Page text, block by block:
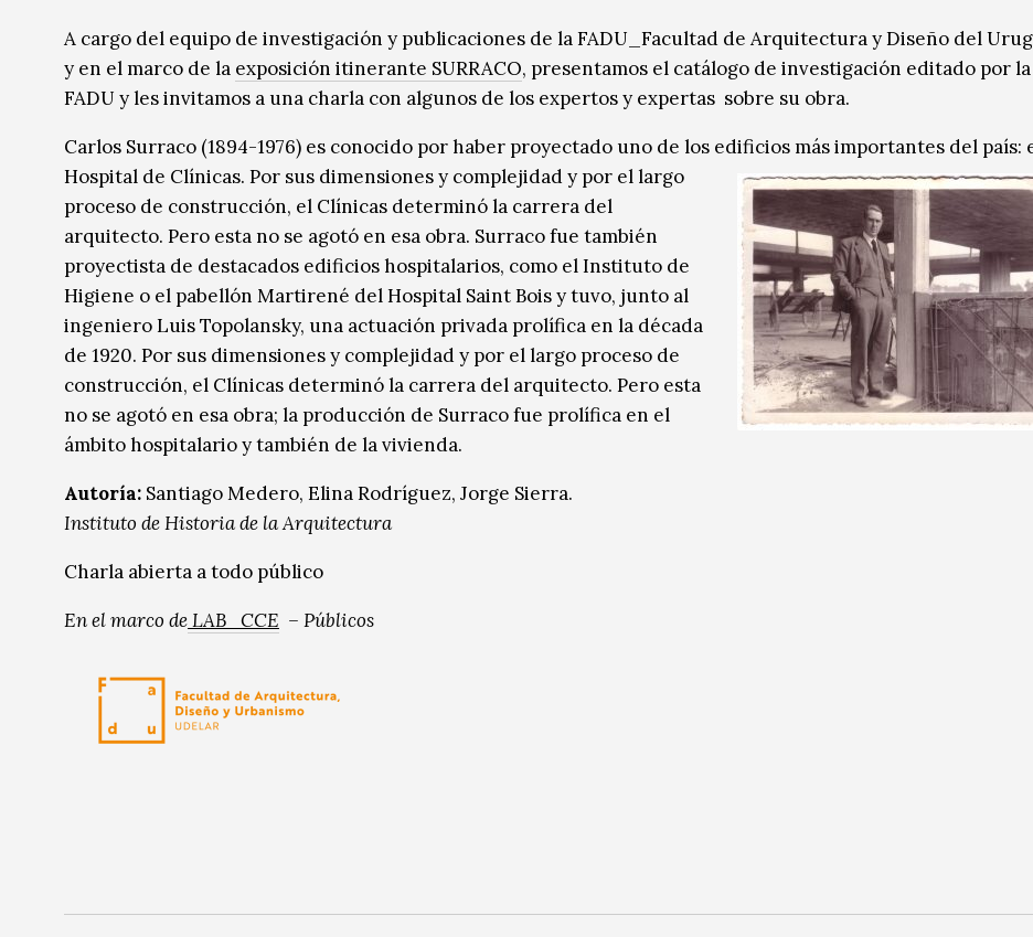
Música
Música
Sin categoríaSin categoría
A cargo del equipo de investigación y publicaciones de la FADU_Facultad de Arquitectura y Diseño del
y en el marco de la exposición itinerante SURRACO, presentamos el catálogo de investigación editado por la
FADU y les invitamos a una charla con algunos de los expertos y expertas sobre su obra.
Carlos Surraco (1894-1976) es conocido por haber proyectado uno de los edificios más importantes del país:
Hospital de Clínicas. Por sus dimensiones y complejidad y por el largo
proceso de construcción, el Clínicas determinó la carrera del
arquitecto. Pero esta no se agotó en esa obra. Surraco fue también
proyectista de destacados edificios hospitalarios, como el Instituto de
Higiene o el pabellón Martirené del Hospital Saint Bois y tuvo, junto al
ingeniero Luis Topolansky, una actuación privada prolífica en la década
de 1920. Por sus dimensiones y complejidad y por el largo proceso de
construcción, el Clínicas determinó la carrera del arquitecto. Pero esta
no se agotó en esa obra; la producción de Surraco fue prolífica en el
ámbito hospitalario y también de la vivienda.
Autoría: Santiago Medero, Elina Rodríguez, Jorge Sierra.
Instituto de Historia de la Arquitectura
Charla abierta a todo público
En el marco deLAB_CCE – Públicos